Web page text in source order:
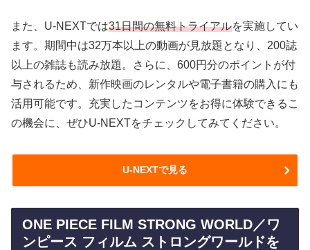
また、U-NEXTでは31日間の無料トライアルを実施してい
ます。期間中は32万本以上の動画が見放題となり、200誌
以上の雑誌も読み放題。さらに、600円分のポイントが付
与されるため、新作映画のレンタルや電子書籍の購入にも
活用可能です。充実したコンテンツをお得に体験できるこ
の機会に、ぜひU-NEXTをチェックしてみてください。
U-NEXTで見る
ONE PIECE FILM STRONG WORLD／ワ
ンピース フィルム ストロングワールドを